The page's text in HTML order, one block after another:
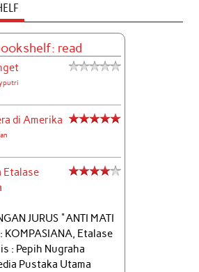
read
di Amerika
Etalase
JURUS "ANTI MATI
KOMPASIANA, Etalase
: Pepih Nugraha
Pustaka Utama